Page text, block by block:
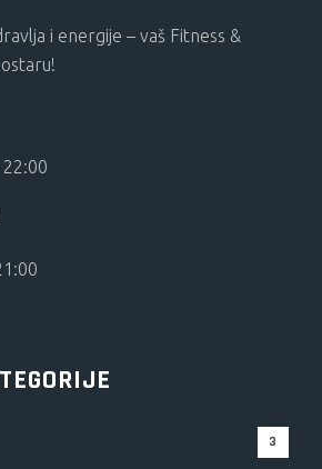
i energije – vaš Fitness &
22:00
3